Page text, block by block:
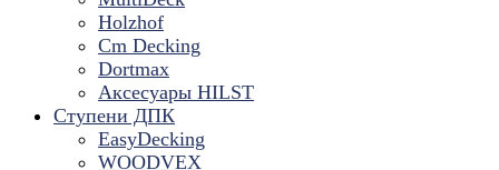
Holzhof
Cm Decking
Dortmax
Аксесуары HILST
Ступени ДПК
EasyDecking
WOODVEX